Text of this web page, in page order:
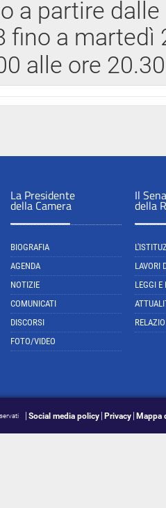
a partire
fino a
alle ore
La Presidente
della Camera
BIOGRAFIA
AGENDA
NOTIZIE
COMUNICATI
DISCORSI
FOTO/VIDEO
Il
della
LAVORI
LEGGI E
Social media policy Privacy Mappa